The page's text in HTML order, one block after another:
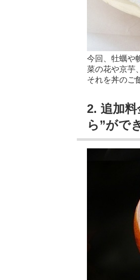
今回、牡蠣や
菜の花や京芋
それを丼のご
2. 追加
ら”がで